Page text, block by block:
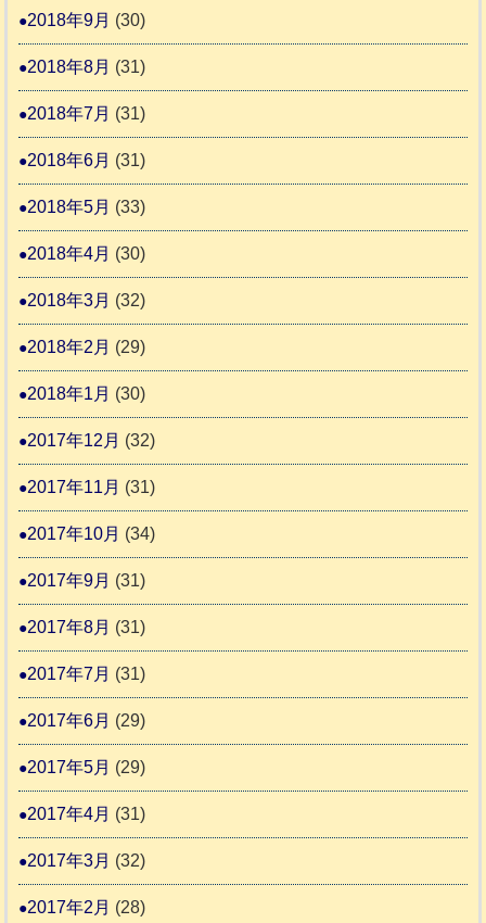
2018年9月 (30)
2018年8月 (31)
2018年7月 (31)
2018年6月 (31)
2018年5月 (33)
2018年4月 (30)
2018年3月 (32)
2018年2月 (29)
2018年1月 (30)
2017年12月 (32)
2017年11月 (31)
2017年10月 (34)
2017年9月 (31)
2017年8月 (31)
2017年7月 (31)
2017年6月 (29)
2017年5月 (29)
2017年4月 (31)
2017年3月 (32)
2017年2月 (28)